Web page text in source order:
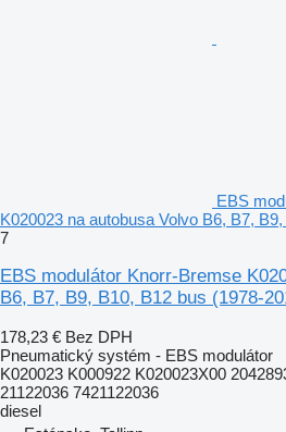
EBS
K020023 na autobusa Volvo B6, B7,
7
EBS modulátor Knorr-Bremse
B6, B7, B9, B10, B12 bus (1978-
178,23 € Bez DPH
Pneumatický systém - EBS modulátor
K020023 K000922 K020023X00
21122036 7421122036
diesel